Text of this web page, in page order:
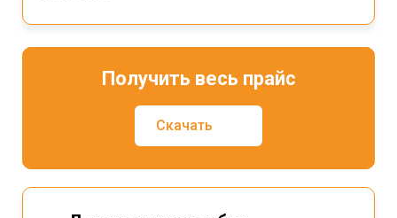
Получить весь прайс
Скачать